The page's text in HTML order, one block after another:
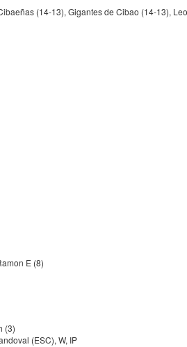
(14-13), Gigantes de Cibao (14-13),
E (8)
(3)
(ESC), W, IP